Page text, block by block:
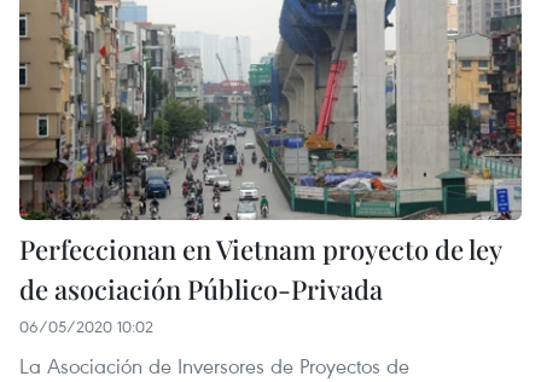
Perfeccionan en Vietnam proyecto de ley
de asociación Público-Privada
06/05/2020 10:02
La Asociación de Inversores de Proyectos de